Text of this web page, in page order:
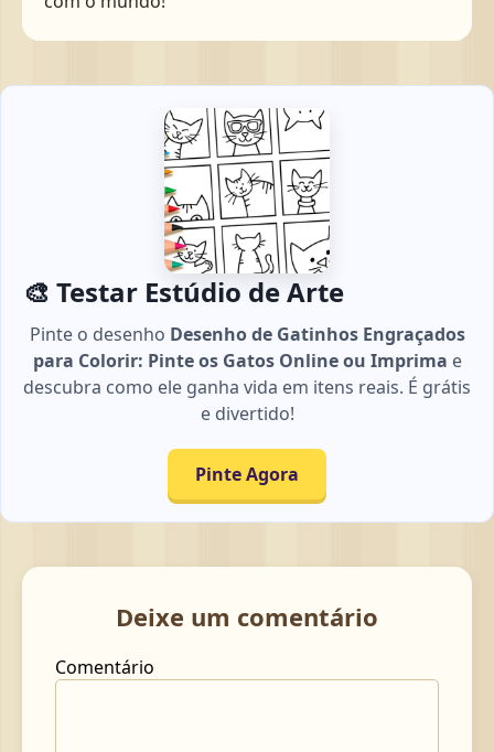
🎨 Testar Estúdio de Arte
Pinte o desenho Desenho de Gatinhos Engraçados
para Colorir: Pinte os Gatos Online ou Imprima e
descubra como ele ganha vida em itens reais. É grátis
e divertido!
Pinte Agora
Deixe um comentário
Comentário